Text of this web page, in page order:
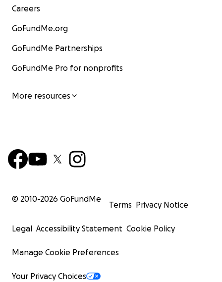
Careers
GoFundMe.org
GoFundMe Partnerships
GoFundMe Pro for nonprofits
More resources
© 2010-2026 GoFundMe
Terms Privacy Notice
Legal Accessibility Statement Cookie Policy
Manage Cookie Preferences
Your Privacy Choices